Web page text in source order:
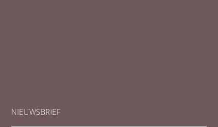
NIEUWSBRIEF